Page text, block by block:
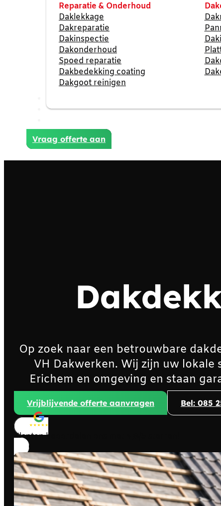
Reparatie & Onderhoud
Daklekkage
Dakreparatie
Dakinspectie
Dakonderhoud
Spoed reparatie
Dakbedekking coating
Dakgoot reinigen
Projecten
Vraag offerte aan
Op zoek naar een betrouwbare
VH Dakwerken. Wij zijn uw
Erichem en omgeving en staan
Vrijblijvende offerte aanvragen Bel: 085
Klanten beoordelen ons met